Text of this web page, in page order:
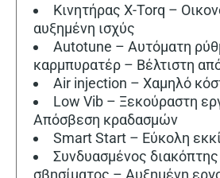
Κινητήρας X-Torq –
αυξημένη ισχύς
Autotune – Αυτόματη
καρμπυρατέρ – Βέλτιστη
Air injection – Χαμηλό
Low Vib – Ξεκούραστη
Απόσβεση κραδασμών
Smart Start – Εύκολη
Συνδυασμένος
σβησίματος – Αυξημένη